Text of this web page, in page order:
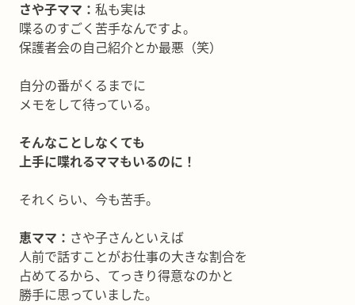
さや子ママ： 私も実は
喋るのすごく苦手なんですよ。
保護者会の自己紹介とか最悪（笑）
自分の番がくるまでに
メモをして待っている。
そんなことしなくても
上手に喋れるママもいるのに！
それくらい、今も苦手。
恵ママ： さや子さんといえば
人前で話すことがお仕事の大きな割合を
占めてるから、てっきり得意なのかと
勝手に思っていました。